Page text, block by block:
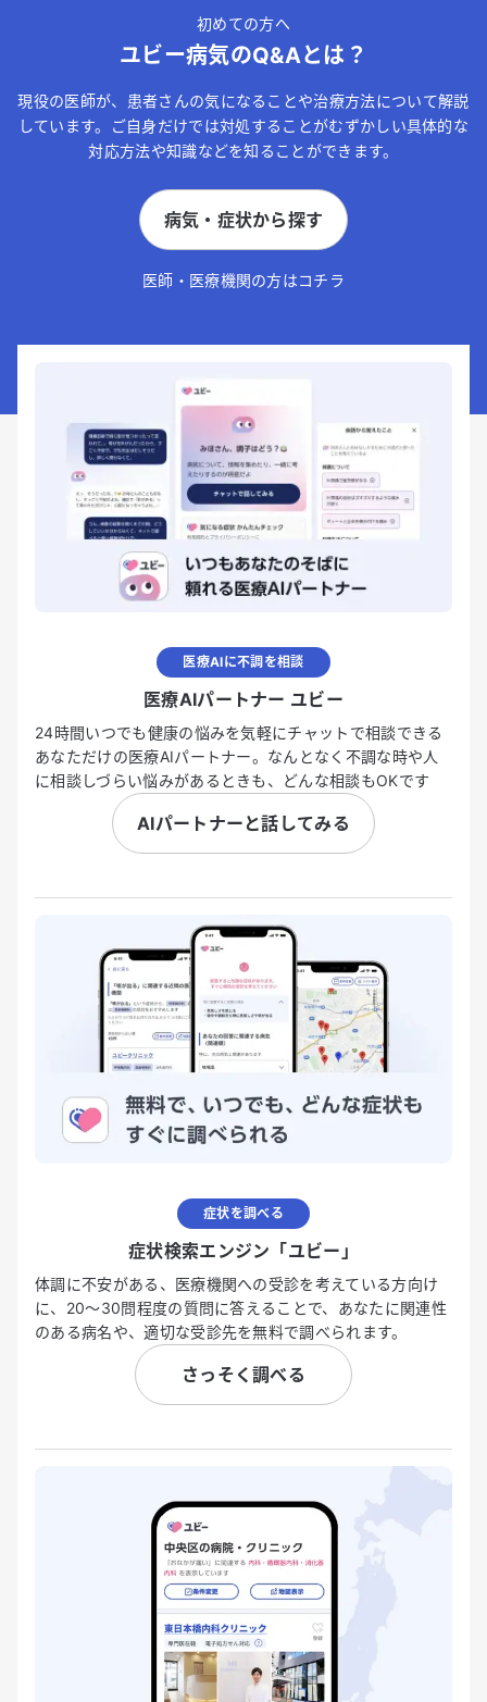
初めての方へ
ユビー病気のQ&Aとは？
現役の医師が、患者さんの気になることや治療方法について解説
しています。ご自身だけでは対処することがむずかしい具体的な
対応方法や知識などを知ることができます。
病気・症状から探す
医師・医療機関の方はコチラ
医療AIに不調を相談
医療AIパートナー ユビー
24時間いつでも健康の悩みを気軽にチャットで相談できる
あなただけの医療AIパートナー。なんとなく不調な時や人
に相談しづらい悩みがあるときも、どんな相談もOKです
AIパートナーと話してみる
症状を調べる
症状検索エンジン「ユビー」
体調に不安がある、医療機関への受診を考えている方向け
に、20〜30問程度の質問に答えることで、あなたに関連性
のある病名や、適切な受診先を無料で調べられます。
さっそく調べる